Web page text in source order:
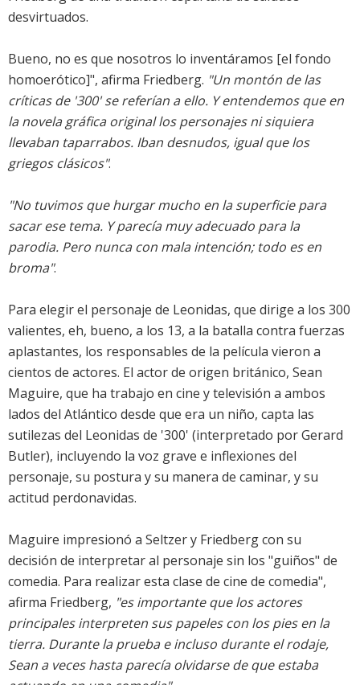
desvirtuados.
Bueno, no es que nosotros lo inventáramos [el fondo
homoerótico]", afirma Friedberg. "Un montón de las
críticas de '300' se referían a ello. Y entendemos que en
la novela gráfica original los personajes ni siquiera
llevaban taparrabos. Iban desnudos, igual que los
griegos clásicos".
"No tuvimos que hurgar mucho en la superficie para
sacar ese tema. Y parecía muy adecuado para la
parodia. Pero nunca con mala intención; todo es en
broma".
Para elegir el personaje de Leonidas, que dirige a los 300
valientes, eh, bueno, a los 13, a la batalla contra fuerzas
aplastantes, los responsables de la película vieron a
cientos de actores. El actor de origen británico, Sean
Maguire, que ha trabajo en cine y televisión a ambos
lados del Atlántico desde que era un niño, capta las
sutilezas del Leonidas de '300' (interpretado por Gerard
Butler), incluyendo la voz grave e inflexiones del
personaje, su postura y su manera de caminar, y su
actitud perdonavidas.
Maguire impresionó a Seltzer y Friedberg con su
decisión de interpretar al personaje sin los "guiños" de
comedia. Para realizar esta clase de cine de comedia",
afirma Friedberg, "es importante que los actores
principales interpreten sus papeles con los pies en la
tierra. Durante la prueba e incluso durante el rodaje,
Sean a veces hasta parecía olvidarse de que estaba